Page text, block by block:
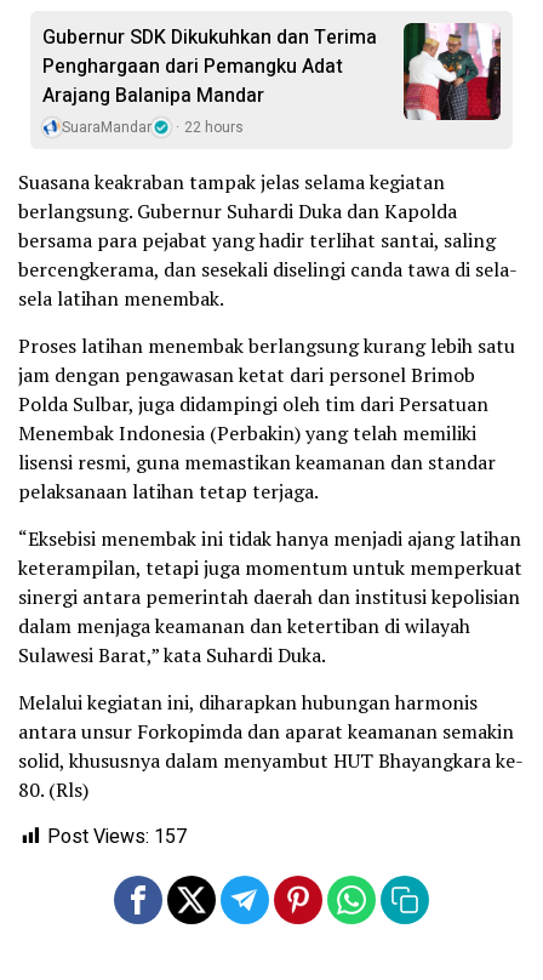
Gubernur SDK Dikukuhkan dan Terima
Penghargaan dari Pemangku Adat
Arajang Balanipa Mandar
SuaraMandar 22 hours
Suasana keakraban tampak jelas selama kegiatan
berlangsung. Gubernur Suhardi Duka dan Kapolda
bersama para pejabat yang hadir terlihat santai, saling
bercengkerama, dan sesekali diselingi canda tawa di sela-
sela latihan menembak.
Proses latihan menembak berlangsung kurang lebih satu
jam dengan pengawasan ketat dari personel Brimob
Polda Sulbar, juga didampingi oleh tim dari Persatuan
Menembak Indonesia (Perbakin) yang telah memiliki
lisensi resmi, guna memastikan keamanan dan standar
pelaksanaan latihan tetap terjaga.
“Eksebisi menembak ini tidak hanya menjadi ajang latihan
keterampilan, tetapi juga momentum untuk memperkuat
sinergi antara pemerintah daerah dan institusi kepolisian
dalam menjaga keamanan dan ketertiban di wilayah
Sulawesi Barat,” kata Suhardi Duka.
Melalui kegiatan ini, diharapkan hubungan harmonis
antara unsur Forkopimda dan aparat keamanan semakin
solid, khususnya dalam menyambut HUT Bhayangkara ke-
80. (Rls)
Post Views: 157